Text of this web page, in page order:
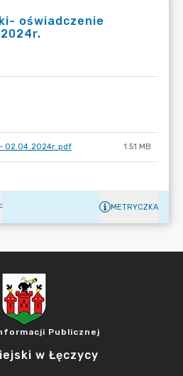
oświadczenie
02.04.2024r..pdf 1.51 MB
METRYCZKA
Publicznej
w Łęczycy